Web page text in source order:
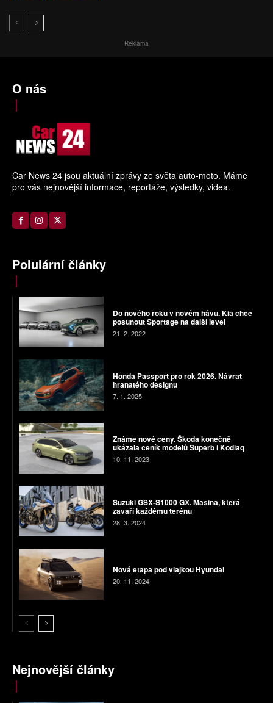
Reklama
O nás
Car News 24 jsou aktuální zprávy ze světa auto-moto. Máme
pro vás nejnovější informace, reportáže, výsledky, videa.
Polulární články
Do nového roku v novém hávu. Kia chce
posunout Sportage na další level
21. 2. 2022
Honda Passport pro rok 2026. Návrat
hranatého designu
7. 1. 2025
Známe nové ceny. Škoda konečně
ukázala ceník modelů Superb i Kodiaq
10. 11. 2023
Suzuki GSX-S1000 GX. Mašina, která
zavaří každému terénu
28. 3. 2024
Nová etapa pod vlajkou Hyundai
20. 11. 2024
Nejnovější články